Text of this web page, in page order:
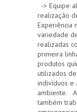
-> Equipe
realização
Experiência
variedade
realizadas
primeira
produtos
utilizados
indivíduos e
ambiente.
também